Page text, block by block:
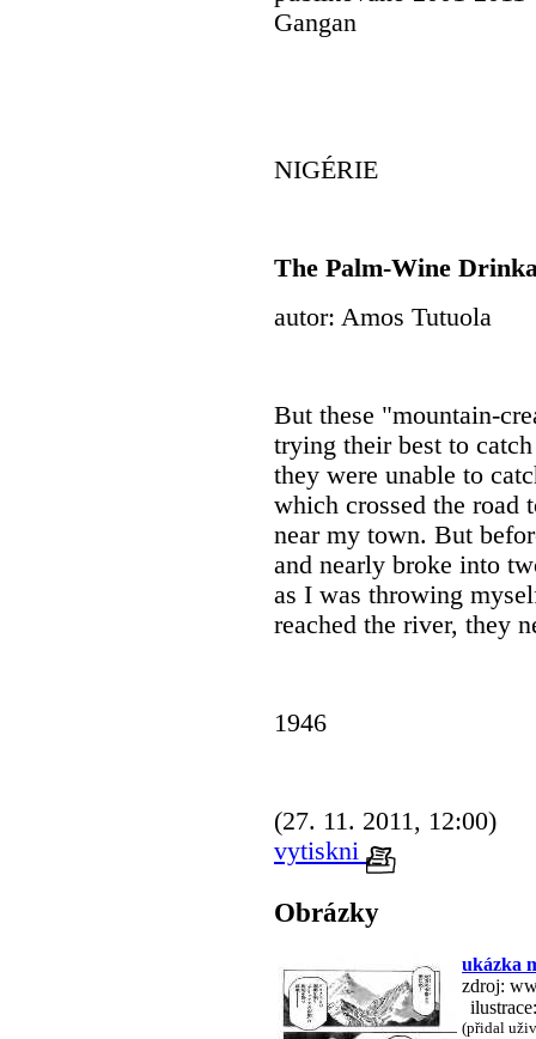
Gangan
NIGÉRIE
The Palm-Wine
autor: Amos Tutuola
But these "mountain-
trying their best to
they were unable to
which crossed the road
near my town. But
and nearly broke into
as I was throwing
reached the river, they
1946
(27. 11. 2011, 12:00)
vytiskni
Obrázky
ukázka
zdroj:
(přidal